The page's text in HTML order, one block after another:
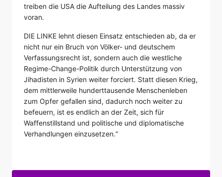
treiben die USA die Aufteilung des Landes massiv
voran.
DIE LINKE lehnt diesen Einsatz entschieden ab, da er
nicht nur ein Bruch von Völker- und deutschem
Verfassungsrecht ist, sondern auch die westliche
Regime-Change-Politik durch Unterstützung von
Jihadisten in Syrien weiter forciert. Statt diesen Krieg,
dem mittlerweile hunderttausende Menschenleben
zum Opfer gefallen sind, dadurch noch weiter zu
befeuern, ist es endlich an der Zeit, sich für
Waffenstillstand und politische und diplomatische
Verhandlungen einzusetzen.“